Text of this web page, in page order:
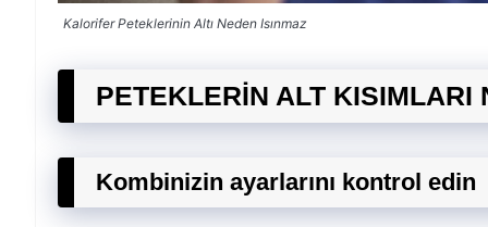
Kalorifer Peteklerinin Altı Neden Isınmaz
PETEKLERİN ALT KISIMLARI
Kombinizin ayarlarını kontrol edin